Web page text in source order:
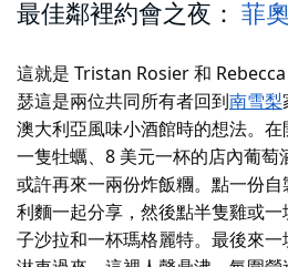
最佳鄰裡約會之夜： 菲
這就是 Tristan Rosier 和
瑟這是兩位共同所有者回到南雪梨
澳大利亞風味小酒館時的想法。
一隻牡蠣、8 美元一杯的店內葡萄
或許再來一兩份炸飯糰。點一份
利麵一起分享，然後點半隻雞或
子沙拉和一杯瑪格麗特。最後來